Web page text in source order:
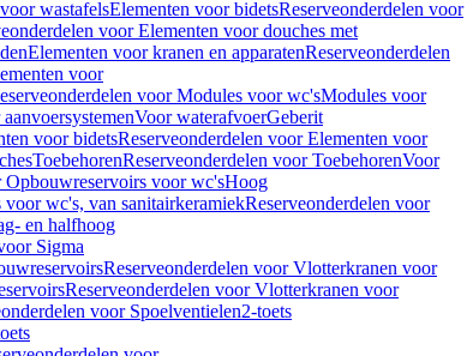
wastafelsElementen voor bidetsReserveonderdelen voor
voor Elementen voor douches met
Elementen voor kranen en apparatenReserveonderdelen
voor
voor Modules voor wc'sModules voor
Voor waterafvoerGeberit
voor bidetsReserveonderdelen voor Elementen voor
ToebehorenReserveonderdelen voor ToebehorenVoor
Opbouwreservoirs voor wc'sHoog
wc's, van sanitairkeramiekReserveonderdelen voor
en halfhoog
Sigma
Reserveonderdelen voor Vlotterkranen voor
Reserveonderdelen voor Vlotterkranen voor
voor Spoelventielen2-toets